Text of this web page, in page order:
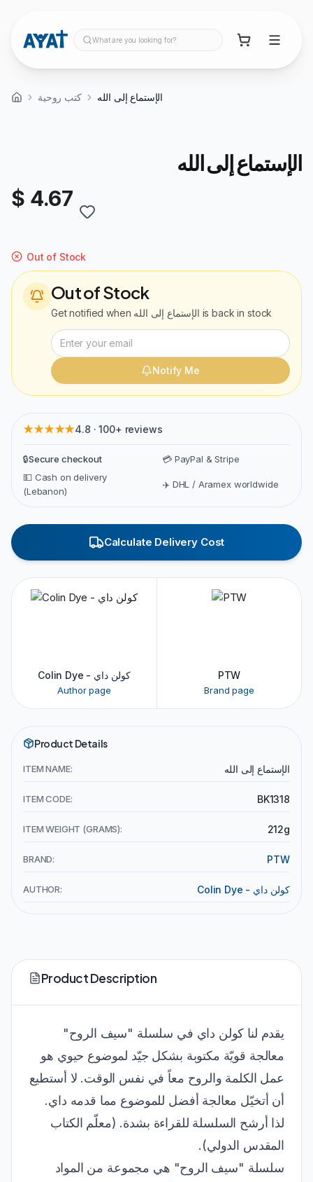
What are you looking for?
كتب روحية الإستماع إلى الله
الإستماع إلى الله
$ 4.67
Out of Stock
Out of Stock
Get notified when الإستماع إلى الله is back in stock
Notify Me
★★★★★4.8 · 100+ reviews
🔒Secure checkout
💳 PayPal & Stripe
💵 Cash on delivery
(Lebanon)
✈️ DHL / Aramex worldwide
Calculate Delivery Cost
Colin Dye - كولن داي
Author page
PTW
Brand page
Product Details
ITEM NAME: الإستماع إلى الله
ITEM CODE: BK1318
ITEM WEIGHT (GRAMS): 212g
BRAND: PTW
AUTHOR: Colin Dye - كولن داي
Product Description
يقدم لنا كولن داي في سلسلة "سيف الروح"
معالجة قويّة مكتوبة بشكل جيّد لموضوع حيوي هو
عمل الكلمة والروح معاً في نفس الوقت. لا أستطيع
أن أتخيّل معالجة أفضل للموضوع مما قدمه داي.
لذا أرشح السلسلة للقراءة بشدة. (معلّم الكتاب
المقدس الدولي).
سلسلة "سيف الروح" هي مجموعة من المواد